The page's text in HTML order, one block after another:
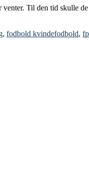
Til den tid skulle
, fodbold kvindefodbold,